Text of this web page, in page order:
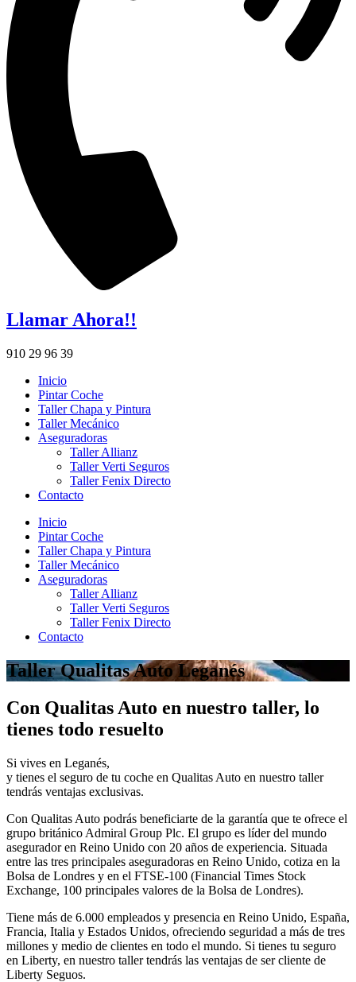
Llamar Ahora!!
910 29 96 39
Inicio
Pintar Coche
Taller Chapa y Pintura
Taller Mecánico
Aseguradoras
Taller Allianz
Taller Verti Seguros
Taller Fenix Directo
Contacto
Inicio
Pintar Coche
Taller Chapa y Pintura
Taller Mecánico
Aseguradoras
Taller Allianz
Taller Verti Seguros
Taller Fenix Directo
Contacto
Taller Qualitas Auto Leganés
Con Qualitas Auto en nuestro taller, lo
tienes todo resuelto
Si vives en Leganés,
y tienes el seguro de tu coche en Qualitas Auto en nuestro taller
tendrás ventajas exclusivas.
Con Qualitas Auto podrás beneficiarte de la garantía que te ofrece el
grupo británico Admiral Group Plc. El grupo es líder del mundo
asegurador en Reino Unido con 20 años de experiencia. Situada
entre las tres principales aseguradoras en Reino Unido, cotiza en la
Bolsa de Londres y en el FTSE-100 (Financial Times Stock
Exchange, 100 principales valores de la Bolsa de Londres).
Tiene más de 6.000 empleados y presencia en Reino Unido, España,
Francia, Italia y Estados Unidos, ofreciendo seguridad a más de tres
millones y medio de clientes en todo el mundo. Si tienes tu seguro
en Liberty, en nuestro taller tendrás las ventajas de ser cliente de
Liberty Seguos.